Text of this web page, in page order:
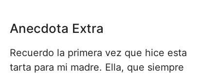
Anecdota Extra
Recuerdo la primera vez que hice esta
tarta para mi madre. Ella, que siempre